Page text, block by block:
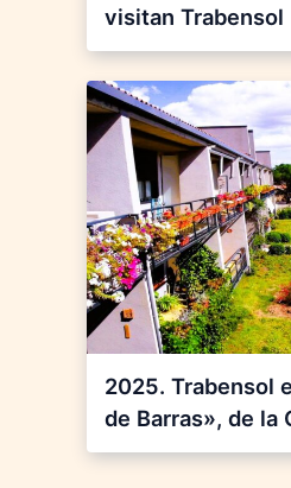
visitan Trabensol
2025. Trabensol
de Barras», de la